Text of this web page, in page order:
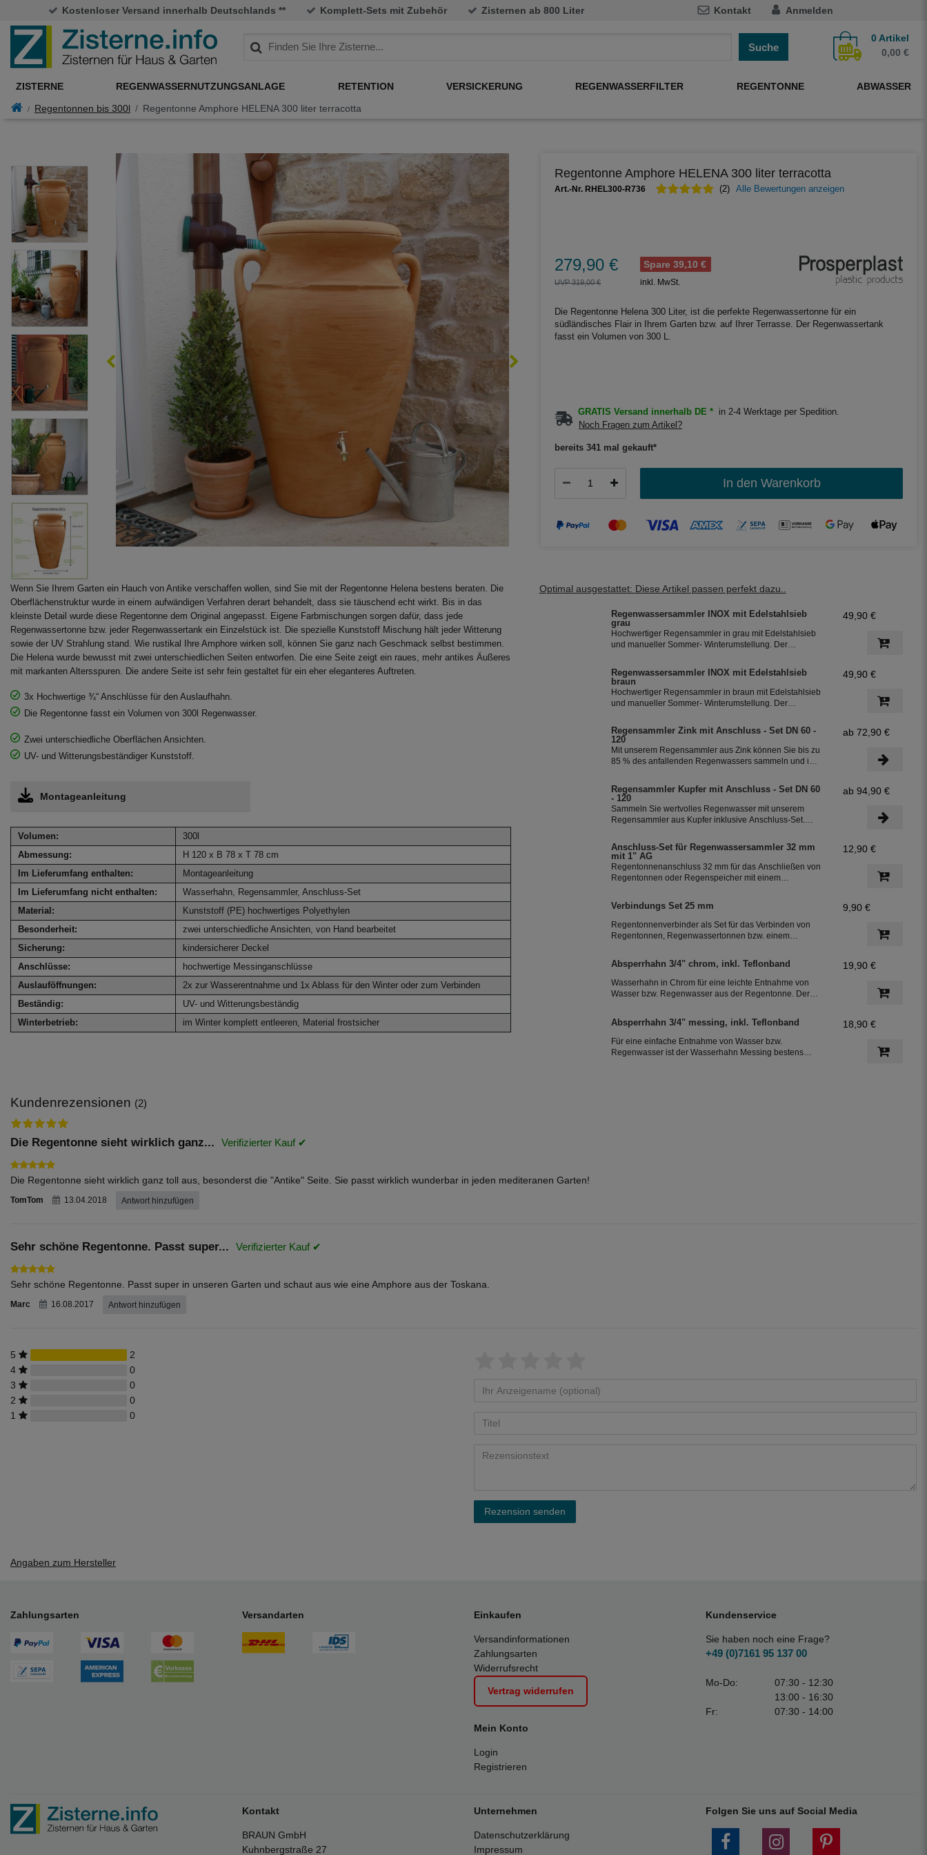
Kostenloser Versand innerhalb Deutschlands ** Komplett-Sets mit Zubehör Zisternen ab 800 Liter Kontakt Anmelden
Suche
0Artikel
0,00 €
ZISTERNE REGENWASSERNUTZUNGSANLAGE RETENTION VERSICKERUNG REGENWASSERFILTER REGENTONNE ABWASSER
Regentonnen bis 300l Regentonne Amphore HELENA 300 liter terracotta
Regentonne Amphore HELENA 300 liter terracotta
Art.-Nr. RHEL300-R736 (2) Alle Bewertungen anzeigen
279,90 € Spare 39,10 €
UVP 319,00 € inkl. MwSt.
Die Regentonne Helena 300 Liter, ist die perfekte Regenwassertonne für ein
südländisches Flair in Ihrem Garten bzw. auf Ihrer Terrasse. Der Regenwassertank
fasst ein Volumen von 300 L.
GRATIS Versand innerhalb DE *
in 2-4 Werktage per Spedition.
Noch Fragen zum Artikel?
bereits 341 mal gekauft*
In den Warenkorb
Wenn Sie Ihrem Garten ein Hauch von Antike verschaffen wollen, sind Sie mit der Regentonne Helena bestens beraten. Die
Oberflächenstruktur wurde in einem aufwändigen Verfahren derart behandelt, dass sie täuschend echt wirkt. Bis in das
kleinste Detail wurde diese Regentonne dem Original angepasst. Eigene Farbmischungen sorgen dafür, dass jede
Regenwassertonne bzw. jeder Regenwassertank ein Einzelstück ist. Die spezielle Kunststoff Mischung hält jeder Witterung
sowie der UV Strahlung stand. Wie rustikal Ihre Amphore wirken soll, können Sie ganz nach Geschmack selbst bestimmen.
Die Helena wurde bewusst mit zwei unterschiedlichen Seiten entworfen. Die eine Seite zeigt ein raues, mehr antikes Äußeres
mit markanten Altersspuren. Die andere Seite ist sehr fein gestaltet für ein eher eleganteres Auftreten.
3x Hochwertige ¾“ Anschlüsse für den Auslaufhahn.
Die Regentonne fasst ein Volumen von 300l Regenwasser.
Zwei unterschiedliche Oberflächen Ansichten.
UV- und Witterungsbeständiger Kunststoff.
Montageanleitung
Volumen:
300l
Abmessung:
H 120 x B 78 x T 78 cm
Im Lieferumfang enthalten:
Montageanleitung
Im Lieferumfang nicht enthalten:
Wasserhahn, Regensammler, Anschluss-Set
Material:
Kunststoff (PE) hochwertiges Polyethylen
Besonderheit:
zwei unterschiedliche Ansichten, von Hand bearbeitet
Sicherung:
kindersicherer Deckel
Anschlüsse:
hochwertige Messinganschlüsse
Auslauföffnungen:
2x zur Wasserentnahme und 1x Ablass für den Winter oder zum Verbinden
Beständig:
UV- und Witterungsbeständig
Winterbetrieb:
im Winter komplett entleeren, Material frostsicher
Optimal ausgestattet: Diese Artikel passen perfekt dazu..
Regenwassersammler INOX mit Edelstahlsieb
grau
Hochwertiger Regensammler in grau mit Edelstahlsieb
und manueller Sommer- Winterumstellung. Der
Überlaufstop und leitet zuverlässig sauberes
Regenwasser in ihre Regentonne. Dieser Fallrohrfilter
ist bereits 1000-fach im Einsatz und wird in die ganze
Welt exportiert.
49,90 €
Regenwassersammler INOX mit Edelstahlsieb
braun
Hochwertiger Regensammler in braun mit Edelstahlsieb
und manueller Sommer- Winterumstellung. Der
Überlaufstop und leitet zuverlässig sauberes
Regenwasser in ihre Regentonne. Dieser Fallrohrfilter
ist bereits 1000-fach im Einsatz und wird in die ganze
Welt exportiert.
49,90 €
Regensammler Zink mit Anschluss - Set DN 60 -
120
Mit unserem Regensammler aus Zink können Sie bis zu
85 % des anfallenden Regenwassers sammeln und in
frostsicher und lässt sich durch das Schiebeteil einfach
ein- und ausbauen. Der flexible Schlauchanschluss mit
einer Länge von 350 mm macht die Installation
besonders einfach.
ab 72,90 €
Regensammler Kupfer mit Anschluss - Set DN 60
- 120
Sammeln Sie wertvolles Regenwasser mit unserem
Regensammler aus Kupfer inklusive Anschluss-Set.
Regenwassers und ist einfach zu installieren. Damit
können Sie bis zu 85 % des anfallenden Regenwassers
sammeln und in Ihre Regentonne leiten.
ab 94,90 €
Anschluss-Set für Regenwassersammler 32 mm
mit 1" AG
Regentonnenanschluss 32 mm für das Anschließen von
Regentonnen oder Regenspeicher mit einem
12,90 €
Verbindungs Set 25 mm
Regentonnenverbinder als Set für das Verbinden von
Regentonnen, Regenwassertonnen bzw. einem
25 mm
9,90 €
Absperrhahn 3/4" chrom, inkl. Teflonband
Wasserhahn in Chrom für eine leichte Entnahme von
Wasser bzw. Regenwasser aus der Regentonne. Der
Teflonband dichtete das Gewinde des Auslaufhahn ab.
19,90 €
Absperrhahn 3/4" messing, inkl. Teflonband
Für eine einfache Entnahme von Wasser bzw.
Regenwasser ist der Wasserhahn Messing bestens
18,90 €
Kundenrezensionen (2)
5
2
4
0
3
0
2
0
1
0
Rezension senden
Die Regentonne sieht wirklich ganz...
Die Regentonne sieht wirklich ganz toll aus, besonderst die "Antike" Seite. Sie passt wirklich wunderbar in jeden mediteranen Garten!
TomTom 13.04.2018 Antwort hinzufügen
Sehr schöne Regentonne. Passt super...
Sehr schöne Regentonne. Passt super in unseren Garten und schaut aus wie eine Amphore aus der Toskana.
Marc 16.08.2017 Antwort hinzufügen
Angaben zum Hersteller
Zahlungsarten Versandarten Einkaufen
Versandinformationen
Zahlungsarten
Widerrufsrecht
Vertrag widerrufen
Mein Konto
Login
Registrieren
Kundenservice
Sie haben noch eine Frage?
+49 (0)7161 95 137 00
Mo-Do:
07:30 - 12:30
13:00 - 16:30
Fr:
07:30 - 14:00
Kontakt
BRAUN GmbH
Kuhnbergstraße 27
Unternehmen
Datenschutzerklärung
Impressum
Folgen Sie uns auf Social Media